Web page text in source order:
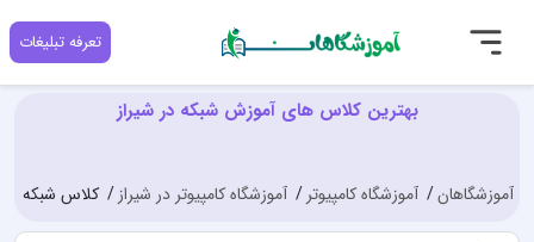
تعرفه تبلیغات
بهترین کلاس های آموزش شبکه در شیراز
آموزشگاهان آموزشگاه کامپیوتر آموزشگاه کامپیوتر در شیراز کلاس شبکه در